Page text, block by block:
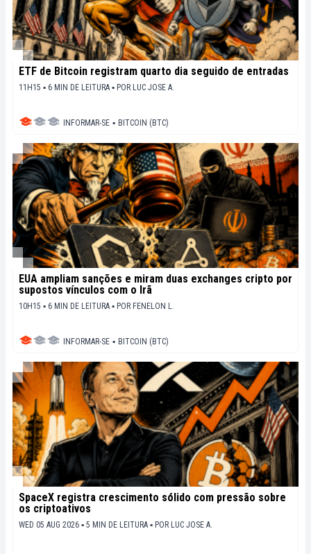
ETF de Bitcoin registram quarto dia seguido de entradas
11H15 ▪ 6 MIN DE LEITURA ▪ POR LUC JOSE A.
INFORMAR-SE ▪ BITCOIN (BTC)
EUA ampliam sanções e miram duas exchanges cripto por
supostos vínculos com o Irã
10H15 ▪ 6 MIN DE LEITURA ▪ POR FENELON L.
INFORMAR-SE ▪ BITCOIN (BTC)
SpaceX registra crescimento sólido com pressão sobre
os criptoativos
WED 05 AUG 2026 ▪ 5 MIN DE LEITURA ▪ POR LUC JOSE A.